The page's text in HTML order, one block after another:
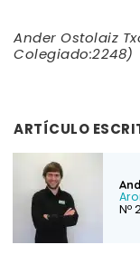
Ander Ostolaiz
Colegiado:2248)
ARTÍCULO
Nº